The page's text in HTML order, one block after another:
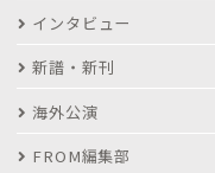
インタビュー
新譜・新刊
海外公演
FROM編集部